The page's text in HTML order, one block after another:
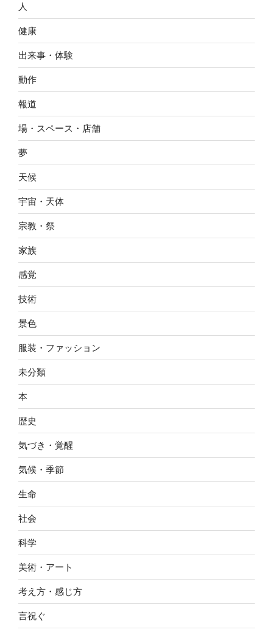
人
健康
出来事・体験
動作
報道
場・スペース・店舗
夢
天候
宇宙・天体
宗教・祭
家族
感覚
技術
景色
服装・ファッション
未分類
本
歴史
気づき・覚醒
気候・季節
生命
社会
科学
美術・アート
考え方・感じ方
言祝ぐ